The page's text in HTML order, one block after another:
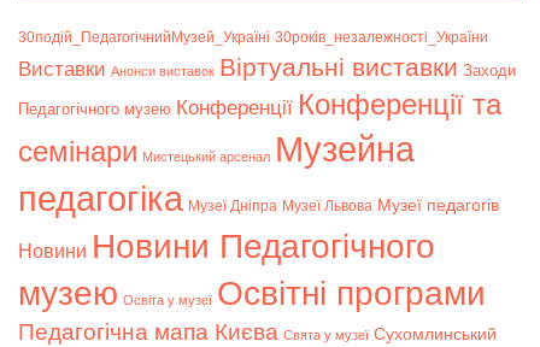
30подій_ПедагогічнийМузей_Україні 30років_незалежності_України
Bиставки Анонси виставок Віртуальні виставки Заходи
Педагогічного музею Конференції Конференції та
семінари Мистецький арсенал Музейна
педагогіка Музеї Дніпра Музеї Львова Музеї педагогів
Новини Новини Педагогічного
музею Освіта у музеї Освітні програми
Педагогічна мапа Києва Свята у музеї Сухомлинський